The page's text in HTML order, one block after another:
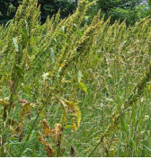
räta
upp
väggen
i
örteriet